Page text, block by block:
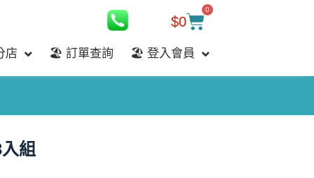
$0
0
店 🏖️ 訂單查詢 🏖️ 登入會員
組